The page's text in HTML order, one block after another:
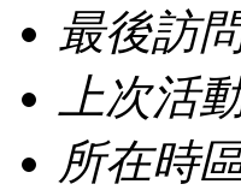
最後訪
上次活
所在時